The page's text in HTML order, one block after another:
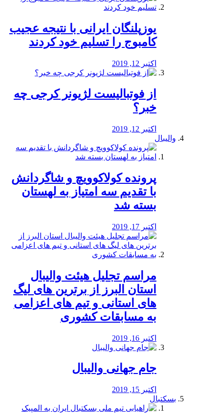
یوزپلنگان ایرانی با نتیجه عجیب
کامبوج را تسلیم خود کردند
اکتبر 12, 2019
از فوتبالیست لژیونر کرجی چه
خبر؟
اکتبر 12, 2019
والیبال
پرونده کولاکوویچ و شاگردانش
با تقدیم سه امتیاز به لهستان
بسته شد
اکتبر 17, 2019
مراسم تجلیل هیئت والیبال
استان البرز از برترین های لیگ
های استانی و تیم های اعزامی
به مسابقات کشوری
اکتبر 16, 2019
جام جهانی والیبال
اکتبر 15, 2019
بسکتبال